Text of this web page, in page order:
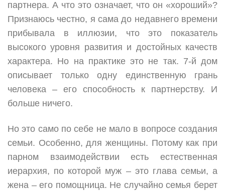
партнера. А что это означает, что он «хороший»?
Признаюсь честно, я сама до недавнего времени
прибывала в иллюзии, что это показатель
высокого уровня развития и достойных качеств
характера. Но на практике это не так. 7-й дом
описывает только одну единственную грань
человека – его способность к партнерству. И
больше ничего.
Но это само по себе не мало в вопросе создания
семьи. Особенно, для женщины. Потому как при
парном взаимодействии есть естественная
иерархия, по которой муж – это глава семьи, а
жена – его помощница. Не случайно семья берет